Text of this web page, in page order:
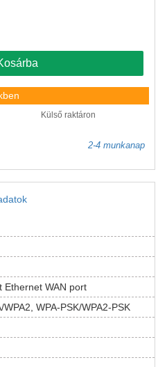
Külső raktáron
2-4 munkanap
Ethernet WAN port
WPA2, WPA-PSK/WPA2-PSK